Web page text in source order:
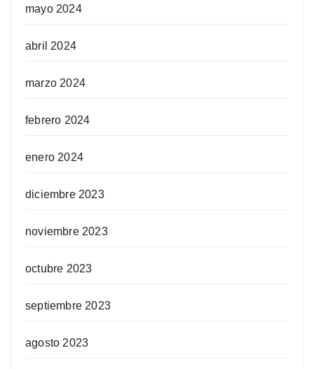
mayo 2024
abril 2024
marzo 2024
febrero 2024
enero 2024
diciembre 2023
noviembre 2023
octubre 2023
septiembre 2023
agosto 2023